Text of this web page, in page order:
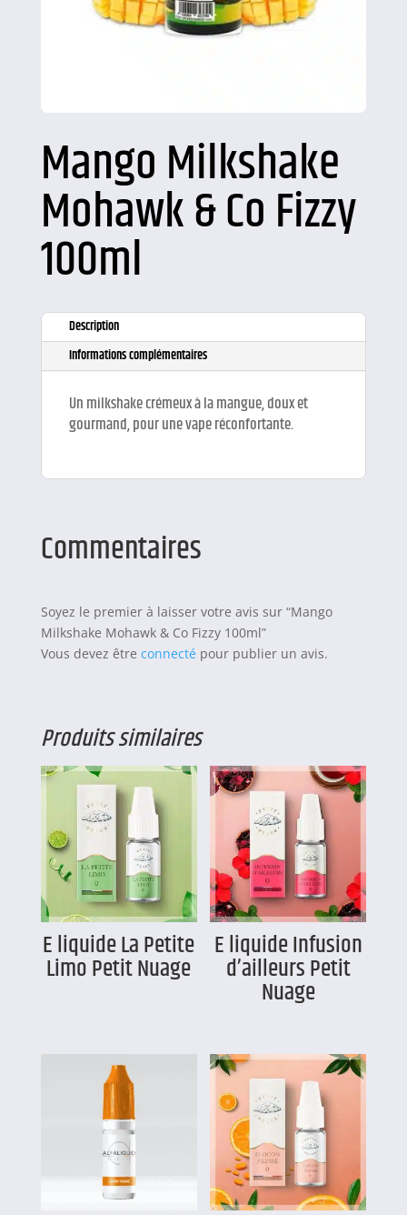
Mango Milkshake
Mohawk & Co Fizzy
100ml
Description
Informations complémentaires
Un milkshake crémeux à la mangue, doux et
gourmand, pour une vape réconfortante.
Commentaires
Soyez le premier à laisser votre avis sur “Mango
Milkshake Mohawk & Co Fizzy 100ml”
Vous devez être connecté pour publier un avis.
Produits similaires
E liquide La Petite
Limo Petit Nuage
E liquide Infusion
d’ailleurs Petit
Nuage